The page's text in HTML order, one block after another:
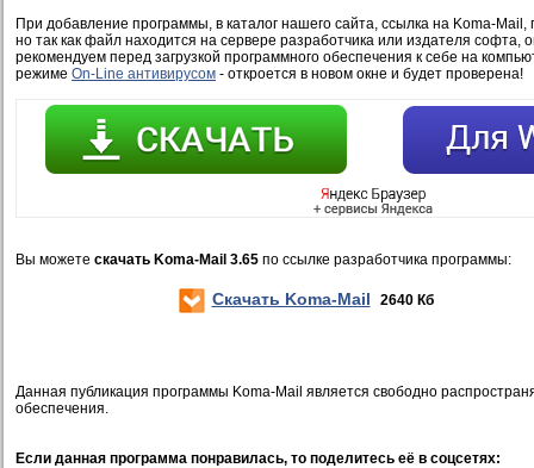
При добавление программы, в каталог нашего сайта, ссылка на Koma-Mail,
но так как файл находится на сервере разработчика или издателя
рекомендуем перед загрузкой программного обеспечения к себе на
режиме On-Line антивирусом - откроется в новом окне и будет проверена!
Вы можете скачать Koma-Mail 3.65 по ссылке разработчика программы:
Скачать Koma-Mail 2640 Кб
Данная публикация программы Koma-Mail является свободно
обеспечения.
Если данная программа понравилась, то поделитесь её в соцсетях: